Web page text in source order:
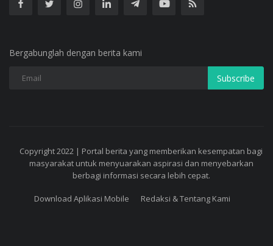
Bergabunglah dengan berita kami
Subscribe
Copyright 2022 | Portal berita yang memberikan kesempatan bagi
masyarakat untuk menyuarakan aspirasi dan menyebarkan
berbagi informasi secara lebih cepat.
Download Aplikasi Mobile Redaksi & Tentang Kami